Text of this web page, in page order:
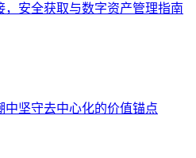
，安全获取与数字资产管理指南
中坚守去中心化的价值锚点